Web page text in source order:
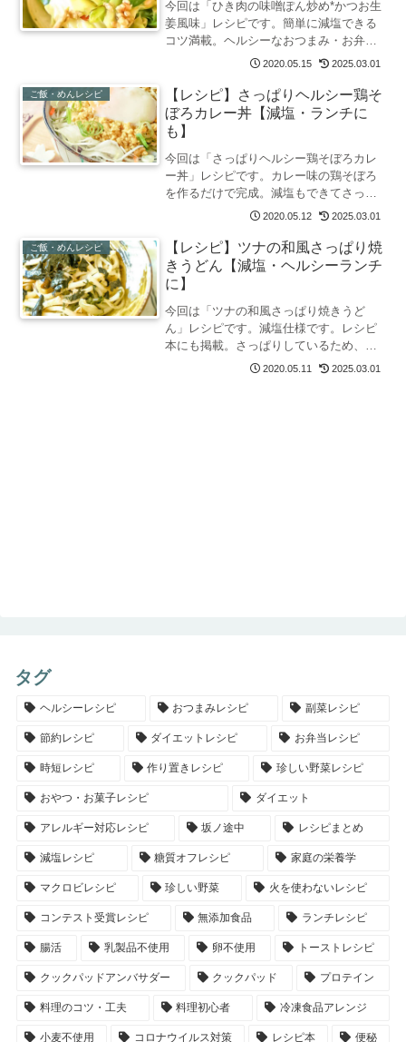
今回は「ひき肉の味噌ぽん炒め*かつお生
姜風味」レシピです。簡単に減塩できる
コツ満載。ヘルシーなおつまみ・お弁当
にもおすすめです。暑くなる時期にもさ
2020.05.15 2025.03.01
ご飯・めんレシピ
【レシピ】さっぱりヘルシー鶏そ
ぼろカレー丼【減塩・ランチに
も】
今回は「さっぱりヘルシー鶏そぼろカレ
ー丼」レシピです。カレー味の鶏そぼろ
を作るだけで完成。減塩もできてさっぱ
りヘルシー、包丁いらずの丼です。忙し
2020.05.12 2025.03.01
ご飯・めんレシピ
【レシピ】ツナの和風さっぱり焼
きうどん【減塩・ヘルシーランチ
に】
今回は「ツナの和風さっぱり焼きうど
ん」レシピです。減塩仕様です。レシピ
本にも掲載。さっぱりしているため、食
欲のない日やダイエット中のヘルシーラ
2020.05.11 2025.03.01
タグ
ヘルシーレシピ おつまみレシピ 副菜レシピ
節約レシピ ダイエットレシピ お弁当レシピ
時短レシピ 作り置きレシピ 珍しい野菜レシピ
おやつ・お菓子レシピ ダイエット
アレルギー対応レシピ 坂ノ途中 レシピまとめ
減塩レシピ 糖質オフレシピ 家庭の栄養学
マクロビレシピ 珍しい野菜 火を使わないレシピ
コンテスト受賞レシピ 無添加食品 ランチレシピ
腸活 乳製品不使用 卵不使用 トーストレシピ
クックパッドアンバサダー クックパッド プロテイン
料理のコツ・工夫 料理初心者 冷凍食品アレンジ
小麦不使用 コロナウイルス対策 レシピ本 便秘